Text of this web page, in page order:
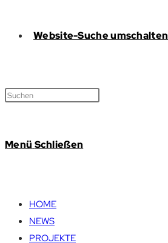
Website-Suche umschalten
Menü Schließen
HOME
NEWS
PROJEKTE